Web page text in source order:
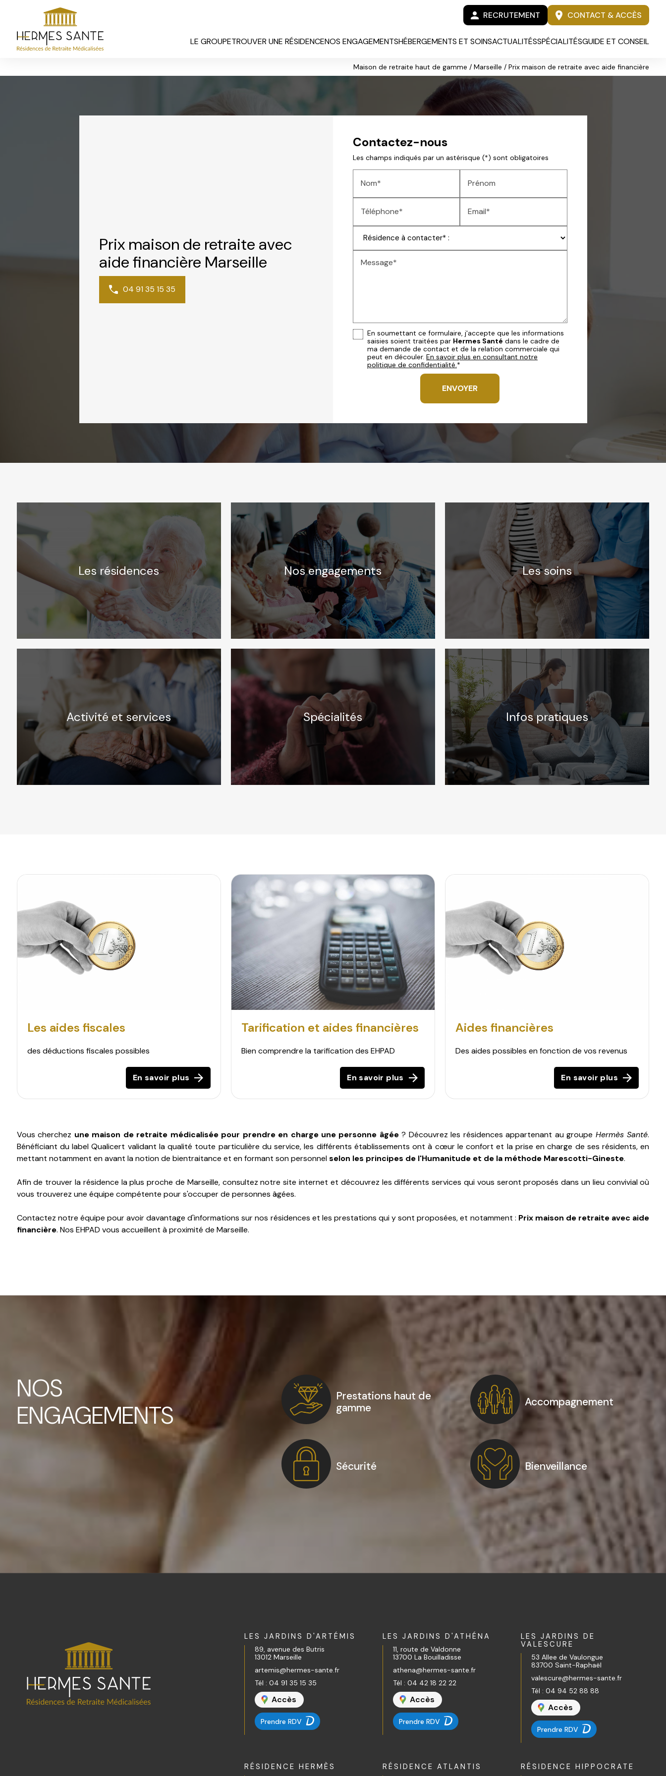
person RECRUTEMENT location_on CONTACT & ACCÈS
LE GROUPETROUVER UNE RÉSIDENCENOS ENGAGEMENTSHÉBERGEMENTS ET SOINSACTUALITÉSSPÉCIALITÉSGUIDE ET CONSEIL
Maison de retraite haut de gamme / Marseille / Prix maison de retraite avec aide financière
Prix maison de retraite avec
aide financière Marseille
04 91 35 15 35
Contactez-nous
Les champs indiqués par un astérisque (*) sont obligatoires
Nom* Prénom
Téléphone* Email*
Message*
En soumettant ce formulaire, j'accepte que les informations
saisies soient traitées par Hermes Santé dans le cadre de
ma demande de contact et de la relation commerciale qui
peut en découler. En savoir plus en consultant notre
politique de confidentialité.*
Les résidences Nos engagements Les soins
Activité et services Spécialités Infos pratiques
Les aides fiscales
des déductions fiscales possibles
En savoir plus
Tarification et aides financières
Bien comprendre la tarification des EHPAD
En savoir plus
Aides financières
Des aides possibles en fonction de vos revenus
En savoir plus
Vous cherchez une maison de retraite médicalisée pour prendre en charge une personne âgée? Découvrez les résidences appartenant au groupe Hermès Santé.
Bénéficiant du label Qualicert validant la qualité toute particulière du service, les différents établissements ont à cœur le confort et la prise en charge de ses résidents, en
mettant notamment en avant la notion de bientraitance et en formant son personnelselon les principes de l'Humanitude et de la méthode Marescotti-Gineste.
Afin de trouver la résidence la plus proche de Marseille, consultez notre site internet et découvrez les différents services qui vous seront proposés dans un lieu convivial où
vous trouverez une équipe compétente pour s'occuper de personnes âgées.
Contactez notre équipe pour avoir davantage d'informations sur nos résidences et les prestations qui y sont proposées, et notamment : Prix maison de retraite avec aide
financière. Nos EHPAD vous accueillent à proximité de Marseille.
NOS
ENGAGEMENTS
Prestations haut de
gamme
Accompagnement
Sécurité Bienveillance
LES JARDINS D'ARTÉMIS
89, avenue des Butris
13012 Marseille
artemis@hermes-sante.fr
Tél : 04 91 35 15 35
Accès
Prendre RDV
LES JARDINS D'ATHÉNA
11, route de Valdonne
13700 La Bouilladisse
athena@hermes-sante.fr
Tél : 04 42 18 22 22
Accès
Prendre RDV
LES JARDINS DE
VALESCURE
53 Allee de Vaulongue
83700 Saint-Raphaël
valescure@hermes-sante.fr
Tél :04 94 52 88 88
Accès
Prendre RDV
RÉSIDENCE HERMÈS RÉSIDENCE ATLANTIS RÉSIDENCE HIPPOCRATE